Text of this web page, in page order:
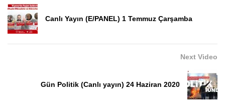
Canlı Yayın (E/PANEL) 1 Temmuz Çarşamba
Next Video
Gün Politik (Canlı yayın) 24 Haziran 2020